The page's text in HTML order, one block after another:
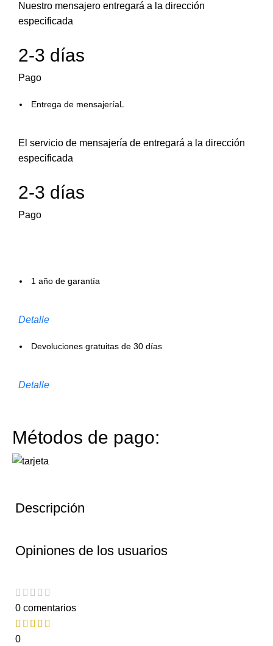
Nuestro mensajero entregará a la dirección
especificada
2-3 días
Pago
Entrega de mensajeríaL
El servicio de mensajería de entregará a la dirección
especificada
2-3 días
Pago
1 año de garantía
Detalle
Devoluciones gratuitas de 30 días
Detalle
Métodos de pago:
Descripción
Opiniones de los usuarios
0 comentarios
0